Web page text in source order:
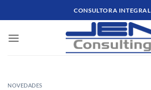
al
CONSULTORA INTEGRAL
NOVEDADES